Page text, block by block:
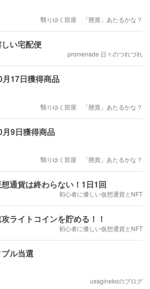
翳りゆく部屋 「懸賞」あたるかな？
い宅配便
promenade 日々のつれづれ
月17日獲得商品
翳りゆく部屋 「懸賞」あたるかな？
月9日獲得商品
翳りゆく部屋 「懸賞」あたるかな？
通貨は終わらない！1日1回
初心者に優しい仮想通貨とNFT
ライトコインを貯める！！
初心者に優しい仮想通貨とNFT
ル当選
usaginekoのブログ